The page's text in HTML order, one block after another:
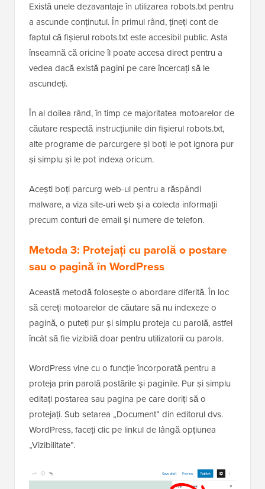
Dacă ați editat fișierul manual, nu uitați să salvați
modificările și să încărcați fișierul robots.txt înapoi pe
serverul dvs.
a ascunde conținutul. În primul rând, țineți cont de
faptul că fișierul robots.txt este accesibil public. Asta
înseamnă că oricine îl poate accesa direct pentru a
vedea dacă există pagini pe care încercați să le
În al doilea rând, în timp ce majoritatea motoarelor de
căutare respectă instrucțiunile din fișierul robots.txt,
și simplu și le pot indexa oricum.
Acești boți parcurg web-ul pentru a răspândi
malware, a viza site-uri web și a colecta informații
precum conturi de email și numere de telefon.
Metoda 3: Protejați cu parolă o postare
sau o pagină în WordPress
Această metodă folosește o abordare diferită. În loc
să cereți motoarelor de căutare să nu indexeze o
pagină, o puteți pur și simplu proteja cu parolă, astfel
încât să fie vizibilă doar pentru utilizatorii cu parola.
proteja prin parolă postările și paginile. Pur și simplu